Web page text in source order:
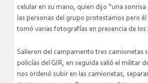
celular en su mano, quien dijo “una
las personas del grupo protestamos pero
tomó varias fotografías en presencia de los
Salieron del campamento tres camionetas
policías del GIR, en seguida salió el militar
nos ordenó subir en las camionetas,